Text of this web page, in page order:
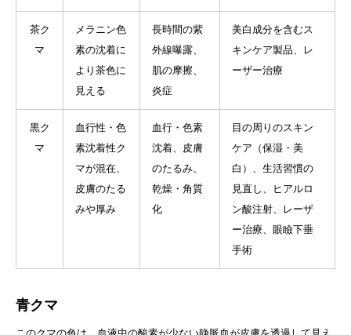
茶ク
マ
メラニン色
素の沈着に
より茶色に
見える
長時間の紫
外線曝露、
肌の摩擦、
炎症
美白成分を含むス
キンケア製品、レ
ーザー治療
黒ク
マ
血行性・色
素沈着性ク
マが混在、
皮膚のたる
みや厚み
血行・色素
沈着、皮膚
のたるみ、
乾燥・角質
化
目の周りのスキン
ケア（保湿・美
白）、生活習慣の
見直し、ヒアルロ
ン酸注射、レーザ
ー治療、眼瞼下垂
手術
青クマ